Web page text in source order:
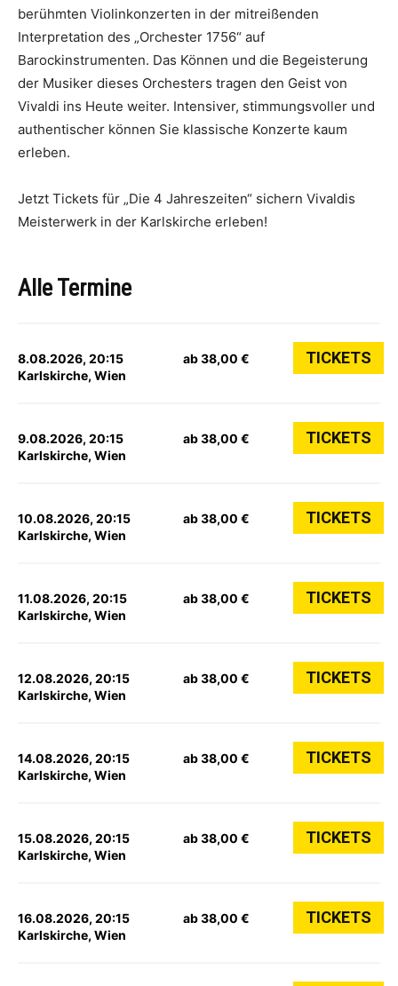
berühmten Violinkonzerten in der mitreißenden
Interpretation des „Orchester 1756“ auf
Barockinstrumenten. Das Können und die Begeisterung
der Musiker dieses Orchesters tragen den Geist von
Vivaldi ins Heute weiter. Intensiver, stimmungsvoller und
authentischer können Sie klassische Konzerte kaum
erleben.
Jetzt Tickets für „Die 4 Jahreszeiten“ sichern Vivaldis
Meisterwerk in der Karlskirche erleben!
Alle Termine
8.08.2026, 20:15
Karlskirche, Wien
ab 38,00 € TICKETS
9.08.2026, 20:15
Karlskirche, Wien
ab 38,00 € TICKETS
10.08.2026, 20:15
Karlskirche, Wien
ab 38,00 € TICKETS
11.08.2026, 20:15
Karlskirche, Wien
ab 38,00 € TICKETS
12.08.2026, 20:15
Karlskirche, Wien
ab 38,00 € TICKETS
14.08.2026, 20:15
Karlskirche, Wien
ab 38,00 € TICKETS
15.08.2026, 20:15
Karlskirche, Wien
ab 38,00 € TICKETS
16.08.2026, 20:15
Karlskirche, Wien
ab 38,00 € TICKETS